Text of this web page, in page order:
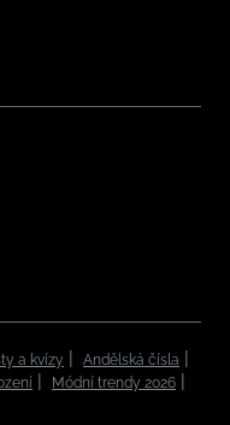
a kvízy
Andělská čísla
Módní trendy 2026